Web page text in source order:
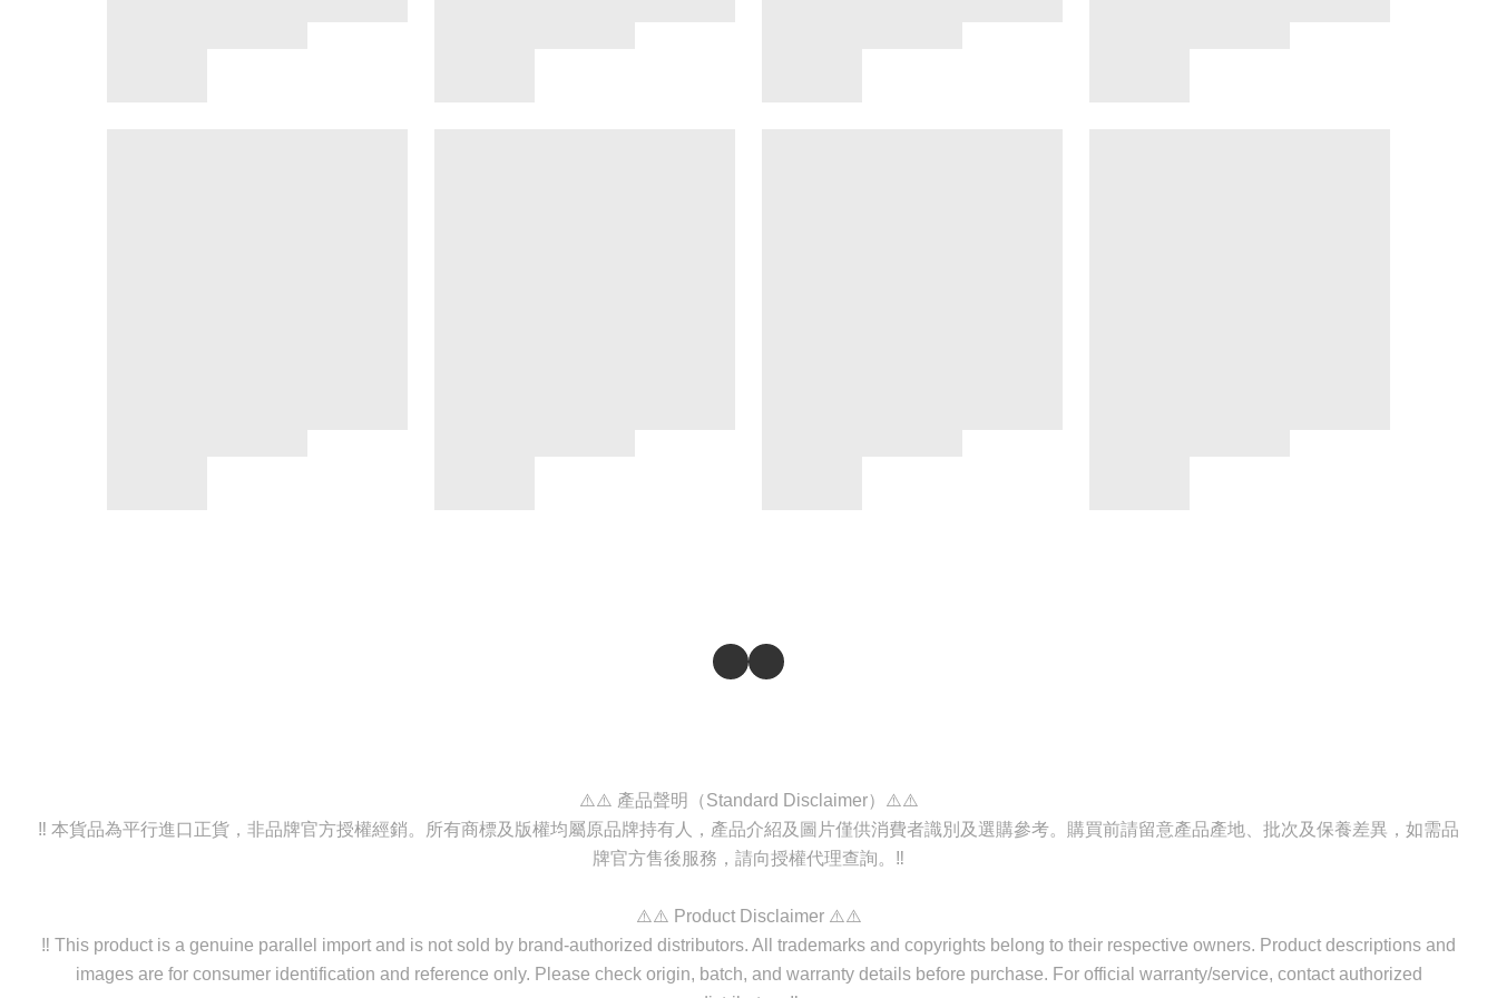
⚠️⚠️ 產品聲明（Standard Disclaimer）⚠️⚠️
‼️ 本貨品為平行進口正貨，非品牌官方授權經銷。所有商標及版權均屬原品牌持有人，產品介紹及圖片僅供消費者識別及選購參考。購買前請留意產品產地、批次及保養差異，如需品
牌官方售後服務，請向授權代理查詢。‼️
⚠️⚠️ Product Disclaimer ⚠️⚠️
‼️ This product is a genuine parallel import and is not sold by brand-authorized distributors. All trademarks and copyrights belong to their respective owners. Product descriptions and
images are for consumer identification and reference only. Please check origin, batch, and warranty details before purchase. For official warranty/service, contact authorized